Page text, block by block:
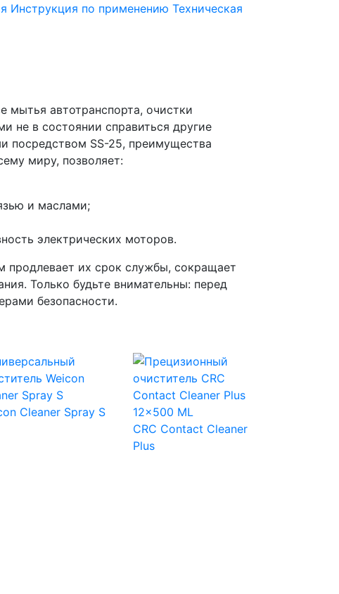
Инструкция по применению Техническая
мытья автотранспорта, очистки
не в состоянии справиться другие
посредством SS-25, преимущества
миру, позволяет:
и маслами;
электрических моторов.
продлевает их срок службы, сокращает
Только будьте внимательны: перед
безопасности.
Cleaner Spray S
CRC Contact Cleaner
Plus